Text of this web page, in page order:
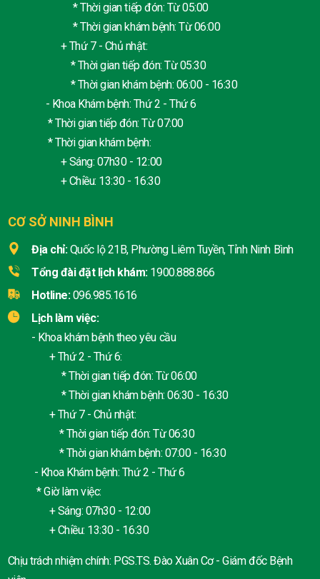
* Thời gian tiếp đón: Từ 05:00
* Thời gian khám bệnh: Từ 06:00
+ Thứ 7 - Chủ nhật:
* Thời gian tiếp đón: Từ 05:30
* Thời gian khám bệnh: 06:00 - 16:30
- Khoa Khám bệnh: Thứ 2 - Thứ 6
* Thời gian tiếp đón: Từ 07:00
* Thời gian khám bệnh:
+ Sáng: 07h30 - 12:00
+ Chiều: 13:30 - 16:30
CƠ SỞ NINH BÌNH
Địa chỉ: Quốc lộ 21B, Phường Liêm Tuyền, Tỉnh Ninh Bình
Tổng đài đặt lịch khám: 1900.888.866
Hotline: 096.985.1616
Lịch làm việc:
- Khoa khám bệnh theo yêu cầu
+ Thứ 2 - Thứ 6:
* Thời gian tiếp đón: Từ 06:00
* Thời gian khám bệnh: 06:30 - 16:30
+ Thứ 7 - Chủ nhật:
* Thời gian tiếp đón: Từ 06:30
* Thời gian khám bệnh: 07:00 - 16:30
- Khoa Khám bệnh: Thứ 2 - Thứ 6
* Giờ làm việc:
+ Sáng: 07h30 - 12:00
+ Chiều: 13:30 - 16:30
Chịu trách nhiệm chính: PGS.TS. Đào Xuân Cơ - Giám đốc Bệnh